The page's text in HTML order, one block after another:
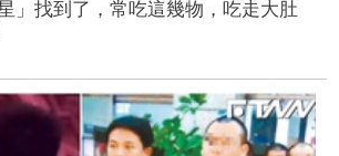
」找到了，常吃這幾物，吃走大肚